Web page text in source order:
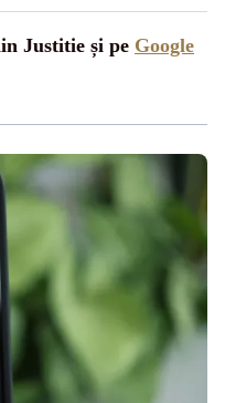
Justitie și pe Google